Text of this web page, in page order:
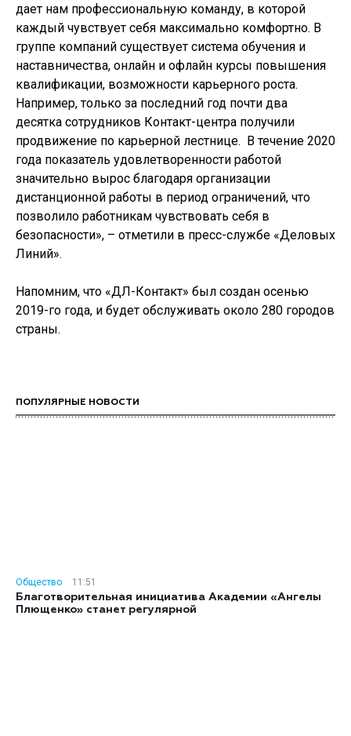
дает нам профессиональную команду, в которой
каждый чувствует себя максимально комфортно. В
группе компаний существует система обучения и
наставничества, онлайн и офлайн курсы повышения
квалификации, возможности карьерного роста.
Например, только за последний год почти два
десятка сотрудников Контакт-центра получили
продвижение по карьерной лестнице. В течение 2020
года показатель удовлетворенности работой
значительно вырос благодаря организации
дистанционной работы в период ограничений, что
позволило работникам чувствовать себя в
безопасности», – отметили в пресс-службе «Деловых
Линий».
Напомним, что «ДЛ-Контакт» был создан осенью
2019-го года, и будет обслуживать около 280 городов
страны.
ПОПУЛЯРНЫЕ НОВОСТИ
Общество
11:51
Благотворительная инициатива Академии «Ангелы
Плющенко» станет регулярной